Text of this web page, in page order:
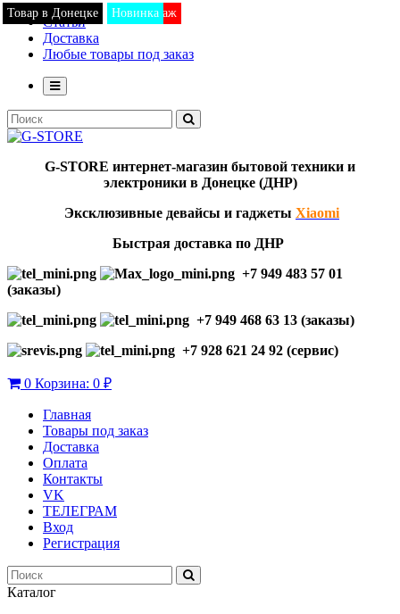
Статьи
Доставка
Любые товары под заказ
G-STORE интернет-магазин бытовой техники и
электроники в Донецке (ДНР)
Эксклюзивные девайсы и гаджеты Xiaomi
Быстрая доставка по ДНР
+7 949 483 57 01
(заказы)
+7 949 468 63 13 (заказы)
+7 928 621 24 92 (сервис)
0 Корзина: 0 ₽
Главная
Товары под заказ
Доставка
Оплата
Контакты
VK
ТЕЛЕГРАМ
Вход
Регистрация
Каталог
Товар в Донецке
Товар в Донецке
Товар в Донецке
Товар в Донецке Хит продаж
Товар в Донецке
Товар в Донецке Новинка
Товар в Донецке Новинка